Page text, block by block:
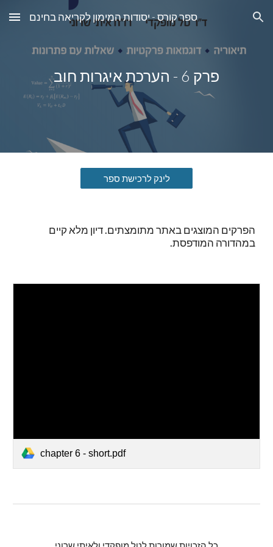
Skip to main content Skip to navigationספר קורס - יסודות המימון לקריאה בחינם
פרק 6 - הערכת איגרות חוב
לינק לרכישת ספר
הפרקים המוצגים באתר מתומצתים. דיון מלא קיים
במהדורה המודפסת.
chapter 6 - short.pdf